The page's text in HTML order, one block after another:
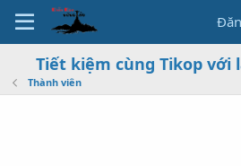
Tiết kiệm cùng Tikop với
Thành viên